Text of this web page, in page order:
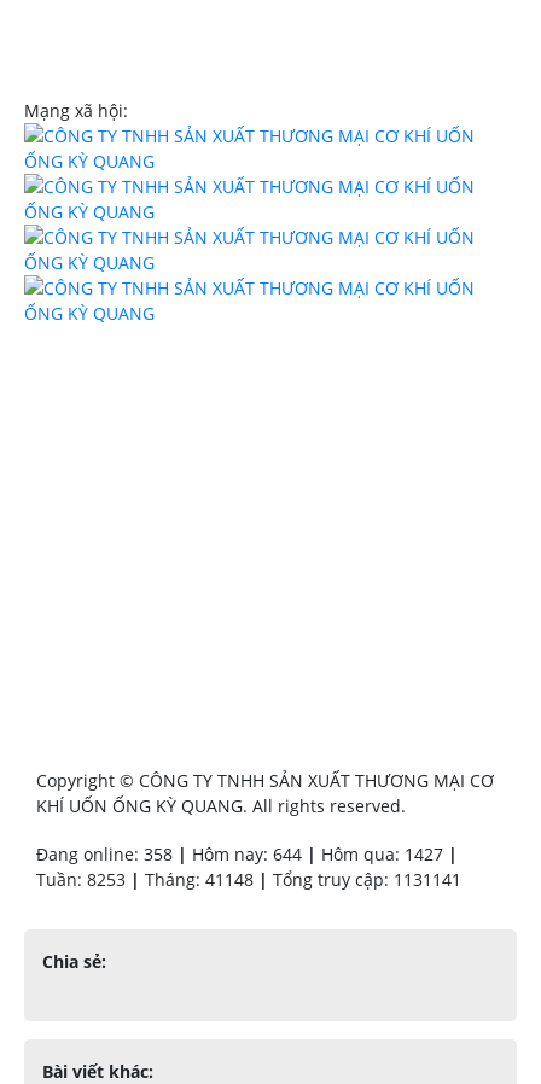
Mạng xã hội:
Copyright © CÔNG TY TNHH SẢN XUẤT THƯƠNG MẠI CƠ
KHÍ UỐN ỐNG KỲ QUANG. All rights reserved.
Đang online: 358 | Hôm nay: 644 | Hôm qua: 1427 |
Tuần: 8253 | Tháng: 41148 | Tổng truy cập: 1131141
Chia sẻ:
Bài viết khác: